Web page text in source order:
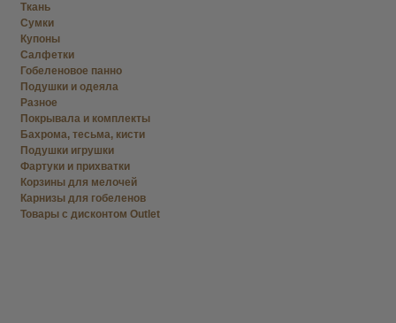
Ткань
Сумки
Купоны
Салфетки
Гобеленовое панно
Подушки и одеяла
Разное
Покрывала и комплекты
Бахрома, тесьма, кисти
Подушки игрушки
Фартуки и прихватки
Корзины для мелочей
Карнизы для гобеленов
Товары с дисконтом Outlet